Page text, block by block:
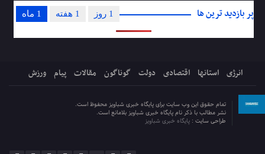
پر بازدید ترین ها 1 ماه 1 هفته 1 روز
انرژی استانها اقتصادی دولت گوناگون مقالات پیام ورزش
تمام حقوق این وب سایت برای پایگاه خبری شباویز محفوظ است.
نشر مطالب با ذکر نام پایگاه خبری شباویز بلامانع است.
طراحی سایت : پایگاه خبری شباویز